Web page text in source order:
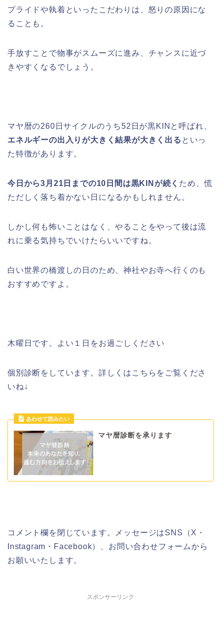
プライドや執着といったこだわりは、怒りの原因にな
ることも。
手放すことで物事がスムーズに進み、チャンスに近づ
きやすくなるでしょう。
マヤ暦の260日サイクルのうち52日が黒KINと呼ばれ、
エネルギーの出入りが大きく結果が大きく出る といっ
た特徴があります。
今日から3月21日までの10日間は黒KINが続く ため、慌
ただしく落ち着かない日になるかもしれません。
しかし何も怖いことはなく、やることをやって後は流
れに乗る気持ちでいけたらいいですね。
白い世界の橋渡しの日のため、神社やお寺へ行くのも
おすすめですよ。
木曜日です。よい１日をお過ごしください
個別診断をしています。詳しくはこちらをご覧くださ
いね↓
マヤ暦診断を承ります
コメント欄を閉じています。メッセージはSNS（X・
Instagram・Facebook）、お問い合わせフォームから
お願いいたします。
スポンサーリンク